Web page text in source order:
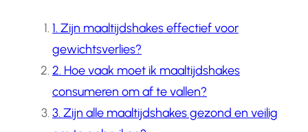
1. Zijn maaltijdshakes effectief voor
gewichtsverlies?
2. Hoe vaak moet ik maaltijdshakes
consumeren om af te vallen?
3. Zijn alle maaltijdshakes gezond en veilig